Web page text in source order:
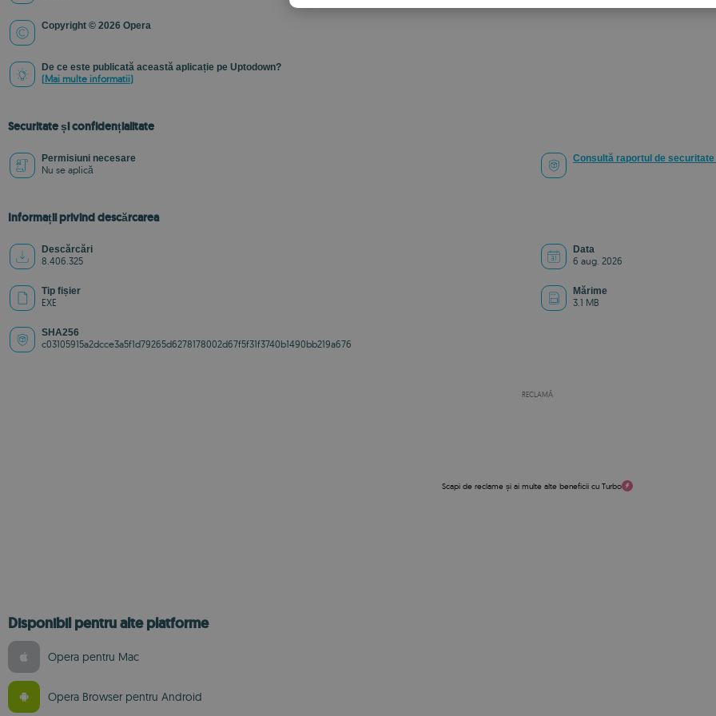
Copyright © 2026 Opera
De ce este publicată această aplicație pe Uptodown?
(Mai multe informatii)
Securitate și confidențialitate
Permisiuni necesare
Nu se aplică
Consultă raportul de
Informații privind descărcarea
Descărcări
8.406.325
Data
6 aug. 2026
Tip fișier
EXE
Mărime
3.1 MB
SHA256
c03105915a2dcce3a5f1d79265d6278178002d67f5f31f3740b1490bb219a676
RECLAMĂ
Scapi de reclame și ai multe alte beneficii cu Turbo
Disponibil pentru alte platforme
Opera pentru Mac
Opera Browser pentru Android